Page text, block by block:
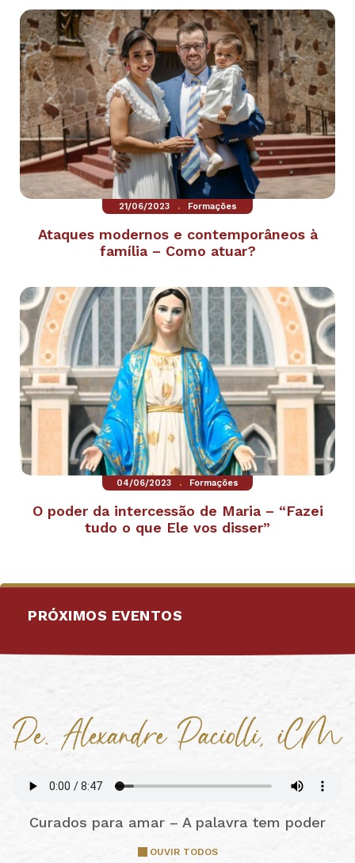
21/06/2023 . Formações
Ataques modernos e contemporâneos à
família – Como atuar?
04/06/2023 . Formações
O poder da intercessão de Maria – “Fazei
tudo o que Ele vos disser”
PRÓXIMOS EVENTOS
Curados para amar – A palavra tem poder
OUVIR TODOS